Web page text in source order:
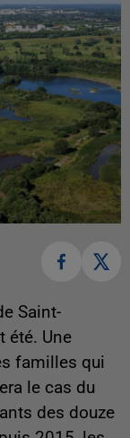
Saint-
été. Une
familles qui
le cas du
des douze